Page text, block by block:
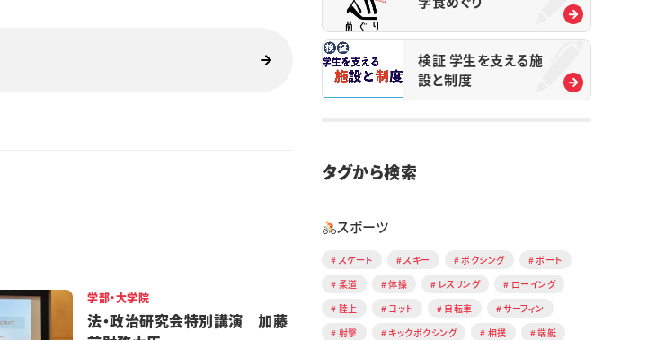
学部・大学院
法・政治研究会特別講演 加藤
検証 学生を支える施
設と制度
タグから検索
スポーツ
スケート スキー ボクシング
ボート
柔道
体操 レスリング
ローイング
陸上
ヨット 自転車
サーフィン
射撃
キックボクシング 相撲
端艇